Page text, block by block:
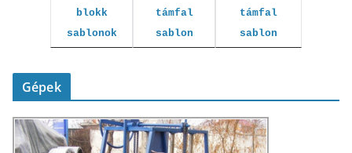
blokk
sablonok
támfal
sablon
támfal
sablon
Gépek